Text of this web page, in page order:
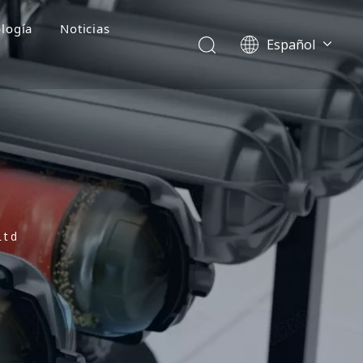
Noticias
Español
English
العربية
Français
Pусский
Português
Deutsch
Italiano
Tiếng Việt